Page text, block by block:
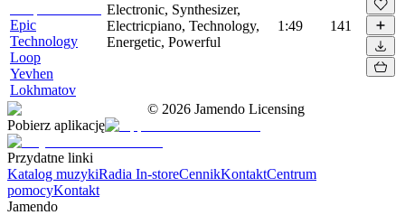
Epic
Technology
Loop
Yevhen
Lokhmatov
Electronic, Synthesizer,
Electricpiano, Technology,
Energetic, Powerful
1:49 141
© 2026 Jamendo Licensing
Pobierz aplikację
Przydatne linki
Katalog muzykiRadia In-storeCennikKontaktCentrum
pomocyKontakt
Jamendo